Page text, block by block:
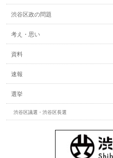
渋谷区政の問題
考え・思い
資料
速報
選挙
渋谷区議選・渋谷区長選